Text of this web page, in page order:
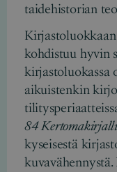
taidehistorian
kohdistuu hyvin
kirjastoluokassa
aikuistenkin
84
kyseisestä